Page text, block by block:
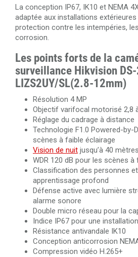
La conception IP67, IK10 et NEMA
adaptée aux installations
protection contre les intempéries,
corrosion.
Les points forts de la
surveillance Hikvision
LIZS2UY/SL(2.8-12mm)
Résolution 4 MP
Objectif varifocal motorisé 2,8
Réglage du cadrage à distance
Technologie F1.0 Powered-by-
scènes à faible éclairage
Vision de nuit jusqu’à 40 mètres
WDR 120 dB pour les scènes
Classification des personnes
apprentissage profond
Défense active avec lumière
alarme sonore
Double micro réseau pour la
Indice IP67 pour une
Résistance antivandale IK10
Conception anticorrosion
Compression vidéo H.265+